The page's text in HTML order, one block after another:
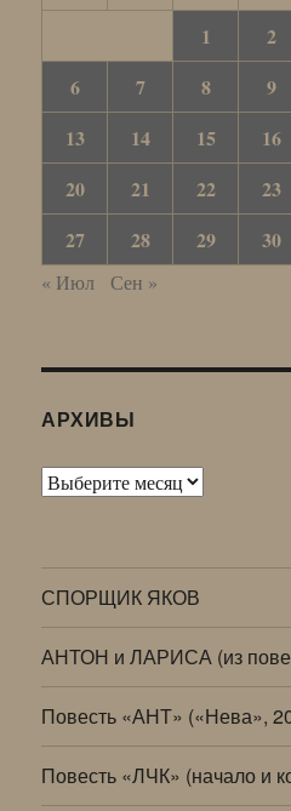
1
2
6
7 8 9
13
14 15 16
20
21 22 23
27
28 29 30
« Июл
Сен »
АРХИВЫ
Архивы
СПОРЩИК ЯКОВ
АНТОН и ЛАРИСА (из
Повесть «АНТ» («Нева»,
Повесть «ЛЧК» (начало и